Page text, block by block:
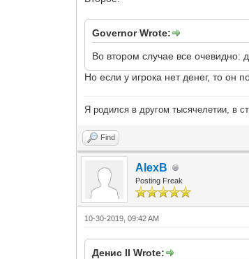
Governor Wrote:
Во втором случае все очевидно:
Но если у игрока нет денег, то он
Я родился в другом тысячелетии, в
Find
AlexB
Posting Freak
10-30-2019, 09:42 AM
Денис II Wrote: